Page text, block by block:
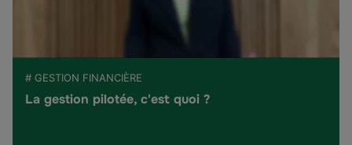
# GESTION FINANCIÈRE
La gestion pilotée, c'est quoi ?